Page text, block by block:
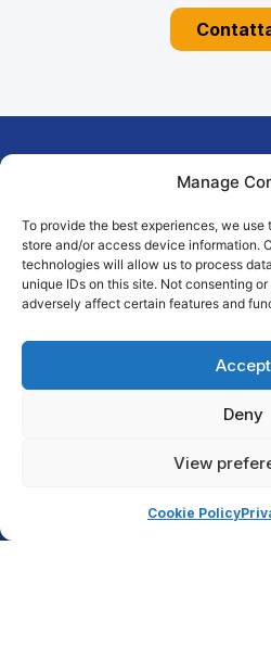
Manage
To provide the best experiences, we
store and/or access device information.
technologies will allow us to process
unique IDs on this site. Not consenting
adversely affect certain features and
Accept
Deny
View
Cookie Policy
Istituto universitario
Via Ellen Gould White 4/1
50139 Firenze, Italia
+39 055 412014
segreteria@villaaurora.it